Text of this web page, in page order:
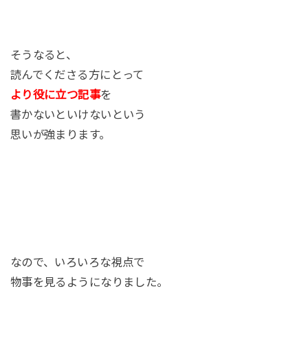
そうなると、
読んでくださる方にとって
より役に立つ記事を
書かないといけないという
思いが強まります。
なので、いろいろな視点で
物事を見るようになりました。